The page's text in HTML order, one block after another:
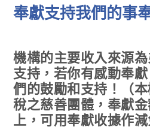
奉獻支持我們的事
機構的主要收入來源
支持，若你有感動奉
們的鼓勵和支持！（
稅之慈善團體，奉獻
上，可用奉獻收據作減